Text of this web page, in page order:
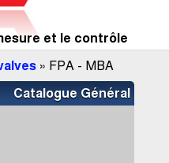
et le contrôle
» FPA - MBA
Catalogue Général